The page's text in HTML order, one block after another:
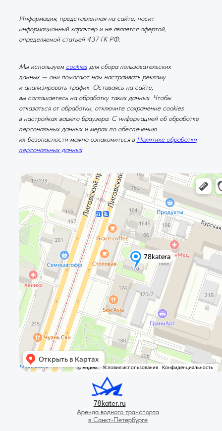
78kater.ru
Аренда водного транспорта
в Санкт-Петербурге
Мы используем cookiesдля сбора пользовательских
данных — они помогают нам настраивать рекламу
и анализировать трафик. Оставаясь на сайте,
вы соглашаетесь на обработку таких данных. Чтобы
отказаться от обработки, отключите сохранение cookies
в настройках вашего браузера. С информацией об обработке
персональных данных и мерах по обеспечению
их безопасности можно ознакомиться в Политике обработки
персональных данных.
Информация, представленная на сайте, носит
информационный характер и не является офертой,
определяемой статьей 437 ГК РФ.